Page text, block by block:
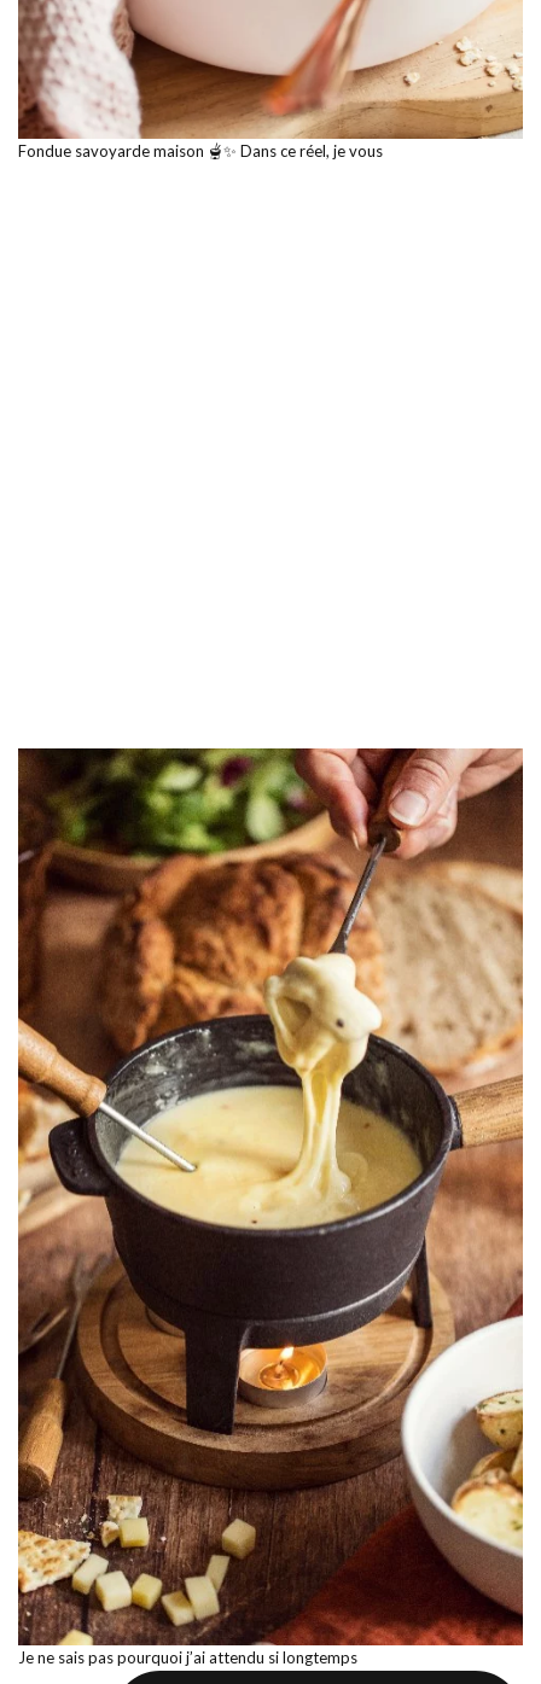
Fondue savoyarde maison 🫕✨ Dans ce réel, je vous
Je ne sais pas pourquoi j’ai attendu si longtemps